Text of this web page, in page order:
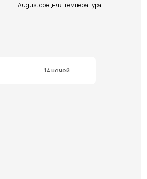
August средняя температура
14 ночей